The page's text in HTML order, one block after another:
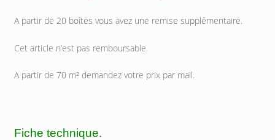
A partir de 20 boîtes vous avez une remise supplémentaire.
Cet article n’est pas remboursable.
A partir de 70 m² demandez votre prix par mail.
Fiche technique.